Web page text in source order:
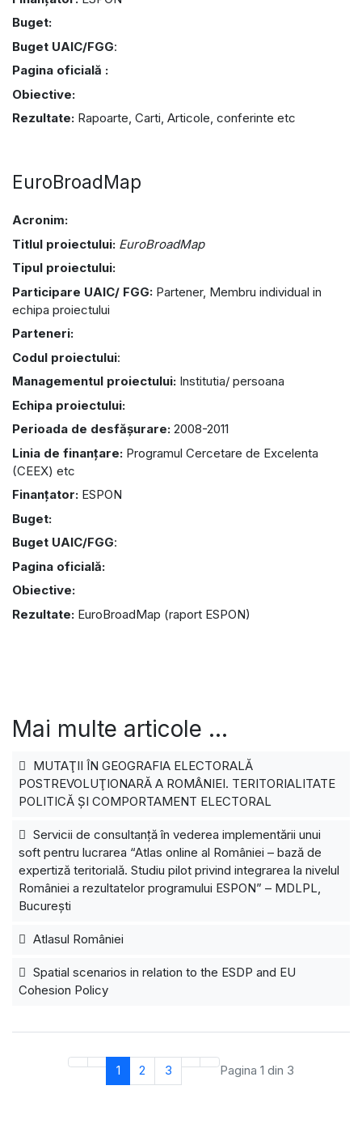
Buget:
Buget UAIC/FGG:
Pagina oficială :
Obiective:
Rezultate: Rapoarte, Carti, Articole, conferinte etc
EuroBroadMap
Acronim:
Titlul proiectului: EuroBroadMap
Tipul proiectului:
Participare UAIC/ FGG: Partener, Membru individual in
echipa proiectului
Parteneri:
Codul proiectului:
Managementul proiectului: Institutia/ persoana
Echipa proiectului:
Perioada de desfășurare: 2008-2011
Linia de finanțare: Programul Cercetare de Excelenta
(CEEX) etc
Finanțator: ESPON
Buget:
Buget UAIC/FGG:
Pagina oficială:
Obiective:
Rezultate: EuroBroadMap (raport ESPON)
Mai multe articole …
MUTAŢII ÎN GEOGRAFIA ELECTORALĂ
POSTREVOLUŢIONARĂ A ROMÂNIEI. TERITORIALITATE
POLITICĂ ŞI COMPORTAMENT ELECTORAL
Servicii de consultanţă în vederea implementării unui
soft pentru lucrarea “Atlas online al României – bază de
expertiză teritorială. Studiu pilot privind integrarea la nivelul
României a rezultatelor programului ESPON” – MDLPL,
Bucureşti
Atlasul României
Spatial scenarios in relation to the ESDP and EU
Cohesion Policy
1 2 3 Pagina 1 din 3